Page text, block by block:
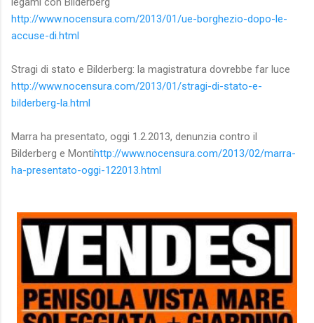
http://www.nocensura.com/2013/01/ue-borghezio-dopo-le-
accuse-di.html
Stragi di stato e Bilderberg: la magistratura dovrebbe far luce
http://www.nocensura.com/2013/01/stragi-di-stato-e-
bilderberg-la.html
Marra ha presentato, oggi 1.2.2013, denunzia contro il
Bilderberg e Montihttp://www.nocensura.com/2013/02/marra-
ha-presentato-oggi-122013.html